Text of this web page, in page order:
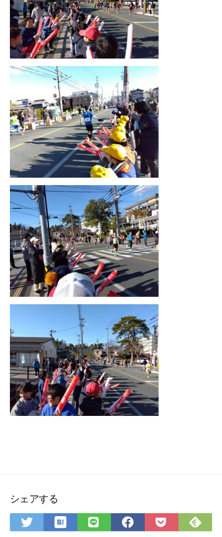
シェアする
Twitter
で
は
て
LINE
で
Facebook
で
Pocket
に
で